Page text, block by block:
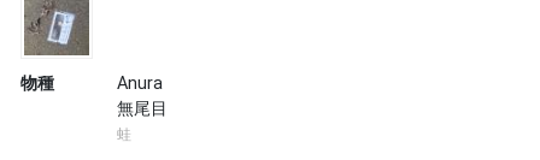
物種
Anura
無尾目
蛙